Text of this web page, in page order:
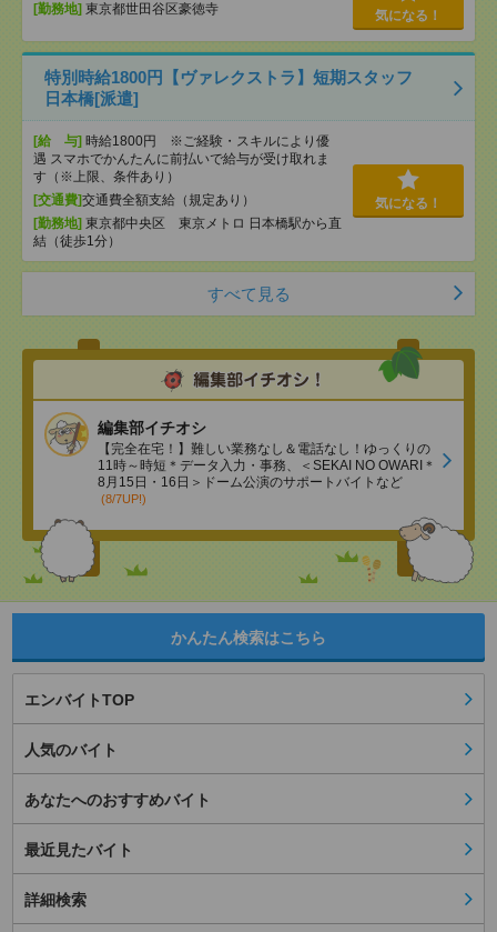
[勤務地] 東京都世田谷区豪徳寺 気になる！
特別時給1800円【ヴァレクストラ】短期スタッフ
日本橋[派遣]
[給 与] 時給1800円 ※ご経験・スキルにより優
遇 スマホでかんたんに前払いで給与が受け取れま
す（※上限、条件あり）
[交通費]交通費全額支給（規定あり）
[勤務地] 東京都中央区 東京メトロ 日本橋駅から直
結（徒歩1分）
気になる！
すべて見る
編集部イチオシ
【完全在宅！】難しい業務なし＆電話なし！ゆっくりの
11時～時短＊データ入力・事務、＜SEKAI NO OWARI＊
8月15日・16日＞ドーム公演のサポートバイトなど
(8/7UP!)
かんたん検索はこちら
エンバイトTOP
人気のバイト
あなたへのおすすめバイト
最近見たバイト
詳細検索